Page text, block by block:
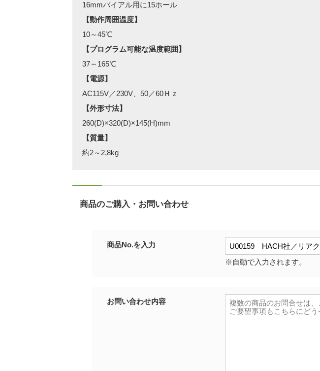
16mmバイアル用に15ホール
【動作周囲温度】
10～45℃
【プログラム可能な温度範囲】
37～165℃
【電源】
AC115V／230V、50／60Ｈｚ
【外形寸法】
260(D)×320(D)×145(H)mm
【質量】
約2～2,8kg
商品のご購入・お問い合わせ
商品No.を入力
※自動で入力されます。
お問い合わせ内容